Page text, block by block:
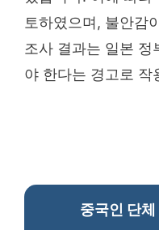
토하였으며, 불안감
조사 결과는 일본 정
야 한다는 경고로 작
중국인 단